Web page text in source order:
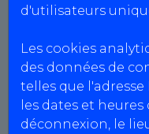
d'utilisateurs
Les cookies
des données de
telles que
les dates et
déconnexion, le
COUTARD
SIRET :
N°
Capital